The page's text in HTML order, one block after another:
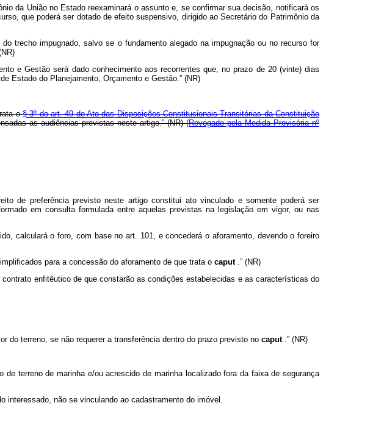
da União no Estado reexaminará o assunto e, se confirmar sua decisão, notificará os
que poderá ser dotado de efeito suspensivo, dirigido ao Secretário do Patrimônio da
trecho impugnado, salvo se o fundamento alegado na impugnação ou no recurso for
e Gestão será dado conhecimento aos recorrentes que, no prazo de 20 (vinte) dias
Estado do Planejamento, Orçamento e Gestão.” (NR)
o§ 3º do art. 49 do Ato das Disposições Constitucionais Transitórias da Constituição
as audiências previstas neste artigo.” (NR)(Revogado pela Medida Provisória nº
de preferência previsto neste artigo constitui ato vinculado e somente poderá ser
em consulta formulada entre aquelas previstas na legislação em vigor, ou nas
calculará o foro, com base no art. 101, e concederá o aforamento, devendo o foreiro
para a concessão do aforamento de que trata o caput .” (NR)
enfitêutico de que constarão as condições estabelecidas e as características do
do terreno, se não requerer a transferência dentro do prazo previsto no caput .” (NR)
terreno de marinha e/ou acrescido de marinha localizado fora da faixa de segurança
interessado, não se vinculando ao cadastramento do imóvel.